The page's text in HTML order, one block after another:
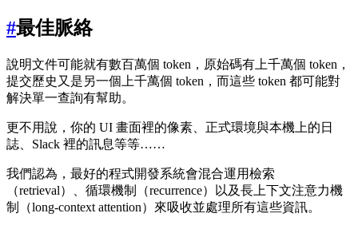
#最佳脈絡
說明文件可能就有數百萬個 token，原始碼有上千萬個 token，
提交歷史又是另一個上千萬個 token，而這些 token 都可能對
解決單一查詢有幫助。
更不用說，你的 UI 畫面裡的像素、正式環境與本機上的日
誌、Slack 裡的訊息等等……
我們認為，最好的程式開發系統會混合運用檢索
（retrieval）、循環機制（recurrence）以及長上下文注意力機
制（long-context attention）來吸收並處理所有這些資訊。